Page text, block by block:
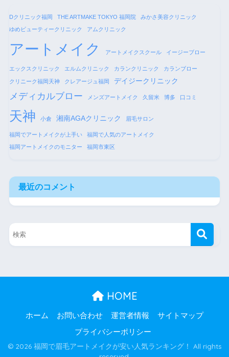
Dクリニック福岡 THE ARTMAKE TOKYO 福岡院
みかさ美容クリニック
ゆめビューティークリニック
アムクリニック
アートメイク アートメイクスクール イージーブロー
エックスクリニック エルムクリニック カランクリニック カランブロー
クリニーク福岡天神 クレアージュ福岡 デイジークリニック
メディカルブロー メンズアートメイク 久留米 博多 口コミ
天神 小倉 湘南AGAクリニック 眉毛サロン
福岡でアートメイクが上手い
福岡で人気のアートメイク
福岡アートメイクのモニター
福岡市東区
最近のコメント
HOME
ホーム お問い合わせ 運営者情報 サイトマップ
プライバシーポリシー
© 2026 福岡で眉毛アートメイクが安い人気ランキング！ All rights